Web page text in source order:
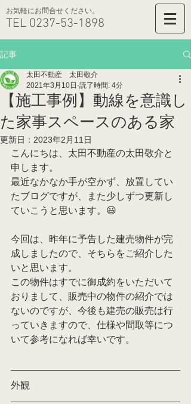
​お気軽にお問合せください。
TEL 0237-53-1898
記事
【施工事例】動線を意識し
た家事スペースのある家
太田不動産 太田敬介
2021年3月10日 読了時間: 4分
更新日： 2023年2月11日
こんにちは、太田不動産の太田敬介と
申します。
最近なかなか手が空かず、放置してい
たブログですが、また少しずつ更新し
ていこうと思います。😃
今回は、昨年に予告した建売物件が完
成しましたので、そちらをご紹介した
いと思います。
この物件はすでに御成約をいただいて
おりまして、販売中の物件の紹介では
ないのですが、今後も建売の販売は行
っていきますので、仕様や間取等につ
いて参考になれば幸いです。
外観